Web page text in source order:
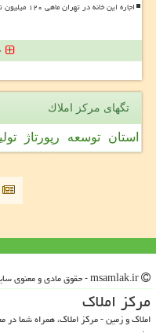
اجاره این خانه در تهران ماهی ۱۲۰ میلیون تومان است
تگهای مركز املاك
استان توسعه رپورتاژ
مركز املاك
املاک و زمین - مرکز املاک، همراه شما